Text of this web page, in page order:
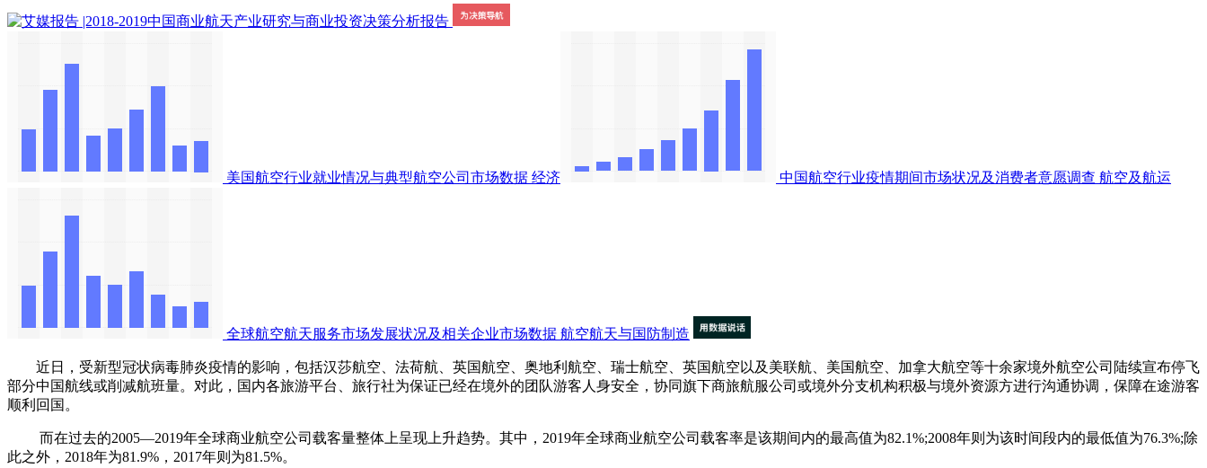
美国航空行业就业情况与典型航空公司市场数据 经济 中国航空行业疫情期间市场状况及消费者意愿调查 航空及航运
全球航空航天服务市场发展状况及相关企业市场数据 航空航天与国防制造
近日，受新型冠状病毒肺炎疫情的影响，包括汉莎航空、法荷航、英国航空、奥地利航空、瑞士航空、英国航空以及美联航、美国航空、加拿大航空等十余家境外航空公司陆续宣布停飞
部分中国航线或削减航班量。对此，国内各旅游平台、旅行社为保证已经在境外的团队游客人身安全，协同旗下商旅航服公司或境外分支机构积极与境外资源方进行沟通协调，保障在途游客
顺利回国。
而在过去的2005—2019年全球商业航空公司载客量整体上呈现上升趋势。其中，2019年全球商业航空公司载客率是该期间内的最高值为82.1%;2008年则为该时间段内的最低值为76.3%;除
此之外，2018年为81.9%，2017年则为81.5%。